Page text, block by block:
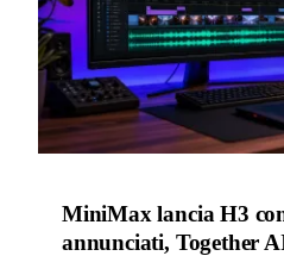
MiniMax lancia H3
annunciati, Together